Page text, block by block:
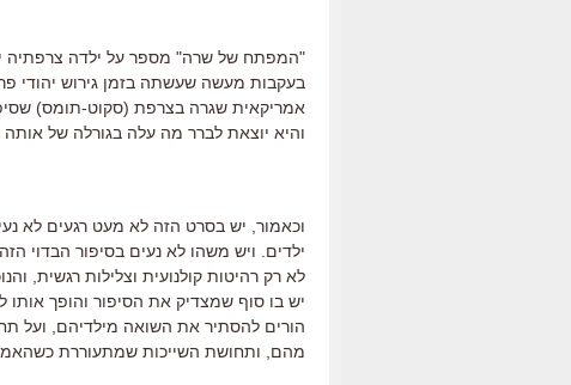
"המפתח של שרה" מספר על ילדה צרפתיה
בעקבות מעשה שעשתה בזמן גירוש יהודי
אמריקאית שגרה בצרפת (סקוט-תומס)
והיא יוצאת לברר מה עלה בגורלה של
וכאמור, יש בסרט הזה לא מעט רגעים לא
ילדים. ויש משהו לא נעים בסיפור הבדוי
לא רק רהיטות קולנועית וצלילות רגשית,
יש בו סוף שמצדיק את הסיפור והופך אותו
הורים להסתיר את השואה מילדיהם, ועל
מהם, ותחושת השייכות שמתעוררת